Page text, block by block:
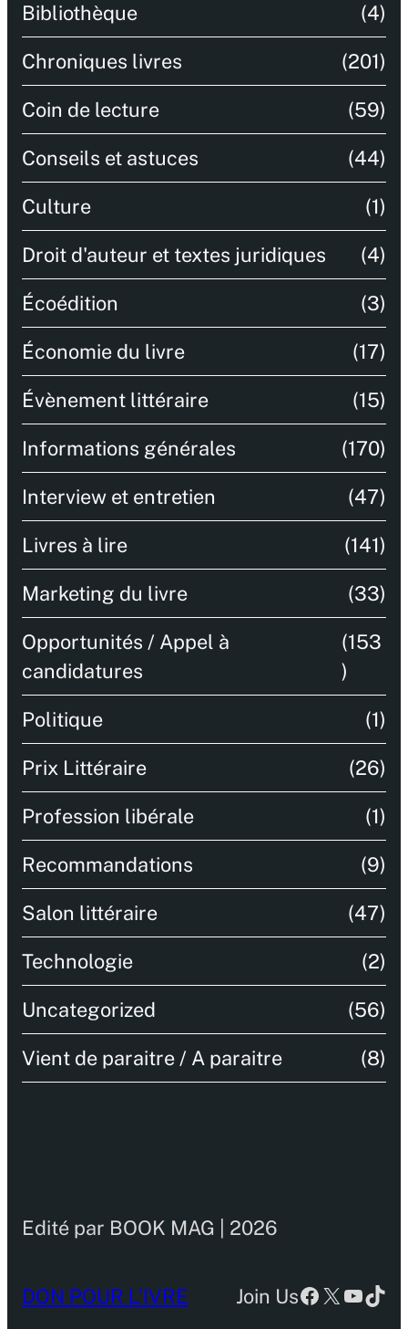
Bibliothèque (4)
Chroniques livres (201)
Coin de lecture (59)
Conseils et astuces (44)
Culture (1)
Droit d'auteur et textes juridiques (4)
Écoédition (3)
Économie du livre (17)
Évènement littéraire (15)
Informations générales (170)
Interview et entretien (47)
Livres à lire (141)
Marketing du livre (33)
Opportunités / Appel à
candidatures
(153
)
Politique (1)
Prix Littéraire (26)
Profession libérale (1)
Recommandations (9)
Salon littéraire (47)
Technologie (2)
Uncategorized (56)
Vient de paraitre / A paraitre (8)
Edité par BOOK MAG | 2026
DON POUR L’IVRE Join UsFacebook
X